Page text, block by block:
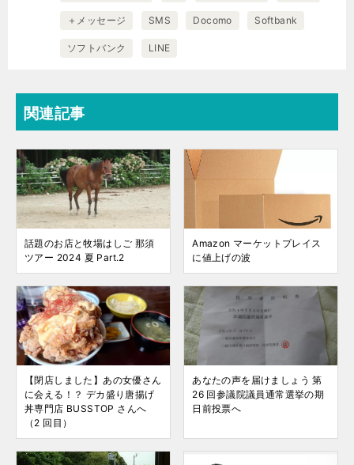
＋メッセージ SMS Docomo Softbank
ソフトバンク LINE
関連記事
話題のお店と牧場はしご 那須
ツアー 2024 夏 Part.2
Amazon マーケットプレイス
に値上げの波
【閉店しました】あの女優さん
に会える！？ デカ盛り唐揚げ
丼専門店 BUSSTOP さんへ
（2 回目）
あなたの声を届けましょう 第
26 回参議院議員通常選挙の期
日前投票へ